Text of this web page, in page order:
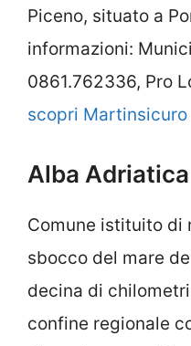
Piceno, situato a
informazioni:
0861.762336, Pro
scopri Martinsicuro
Alba Adriatica
Comune istituito di
sbocco del mare
decina di
confine regionale